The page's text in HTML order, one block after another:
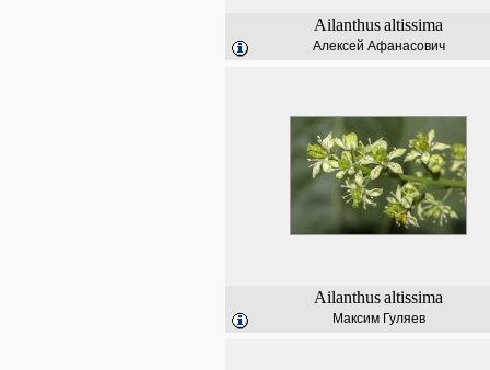
Ailanthusaltissima
Алексей Афанасович
Ailanthusaltissima
Максим Гуляев